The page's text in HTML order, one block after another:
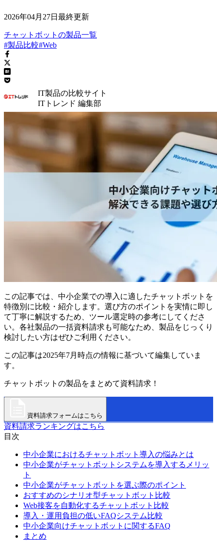
2026年04月27日 最終更新
チャットボット の製品一覧
#製品比較#Web
IT製品の比較サイト
ITトレンド 編集部
この記事では、中小企業での導入に適したチャットボットを
特徴別に比較・紹介します。選び方のポイントを実情に即し
て丁寧に解説するため、ツール選定時の参考にしてくださ
い。各社製品の一括資料請求も可能なため、製品をじっくり
検討したい方はぜひご利用ください。
この記事は2025年7月時点の情報に基づいて編集していま
す。
チャットボットの製品をまとめて資料請求！
資料請求フォームはこちら
資料請求ランキングはこちら
目次
中小企業におけるチャットボット導入の悩みとは
中小企業がチャットボットシステムを導入するメリッ
ト
中小企業がチャットボットを選ぶ際のポイント
おすすめのシナリオ型チャットボット比較
Web接客を自動化するチャットボット比較
導入・運用負担の低いFAQシステム比較
中小企業向けチャットボットに関するFAQ
まとめ